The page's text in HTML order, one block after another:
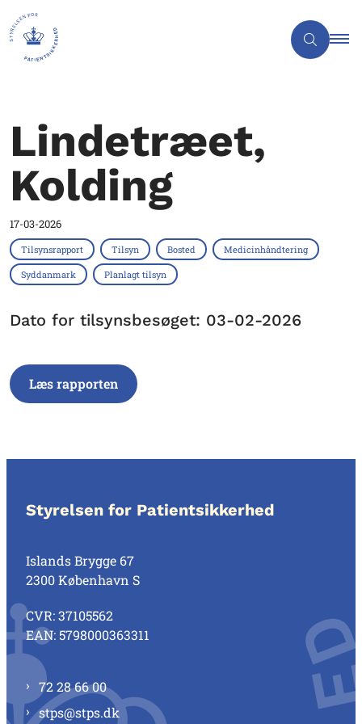
Lindetræet,
Kolding
17-03-2026
Tilsynsrapport Tilsyn Bosted Medicinhåndtering
Syddanmark Planlagt tilsyn
Dato for tilsynsbesøget: 03-02-2026
Læs rapporten
Styrelsen for Patientsikkerhed
Islands Brygge 67
2300 København S
CVR: 37105562
EAN: 5798000363311
72 28 66 00
stps@stps.dk